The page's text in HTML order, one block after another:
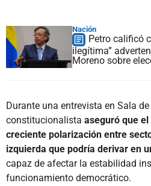
Nación
Petro calificó
ilegítima”
Moreno sobre
Durante una entrevista en Sala de
constitucionalista aseguró que
creciente polarización entre
izquierda que podría derivar en
capaz de afectar la estabilidad
funcionamiento democrático.